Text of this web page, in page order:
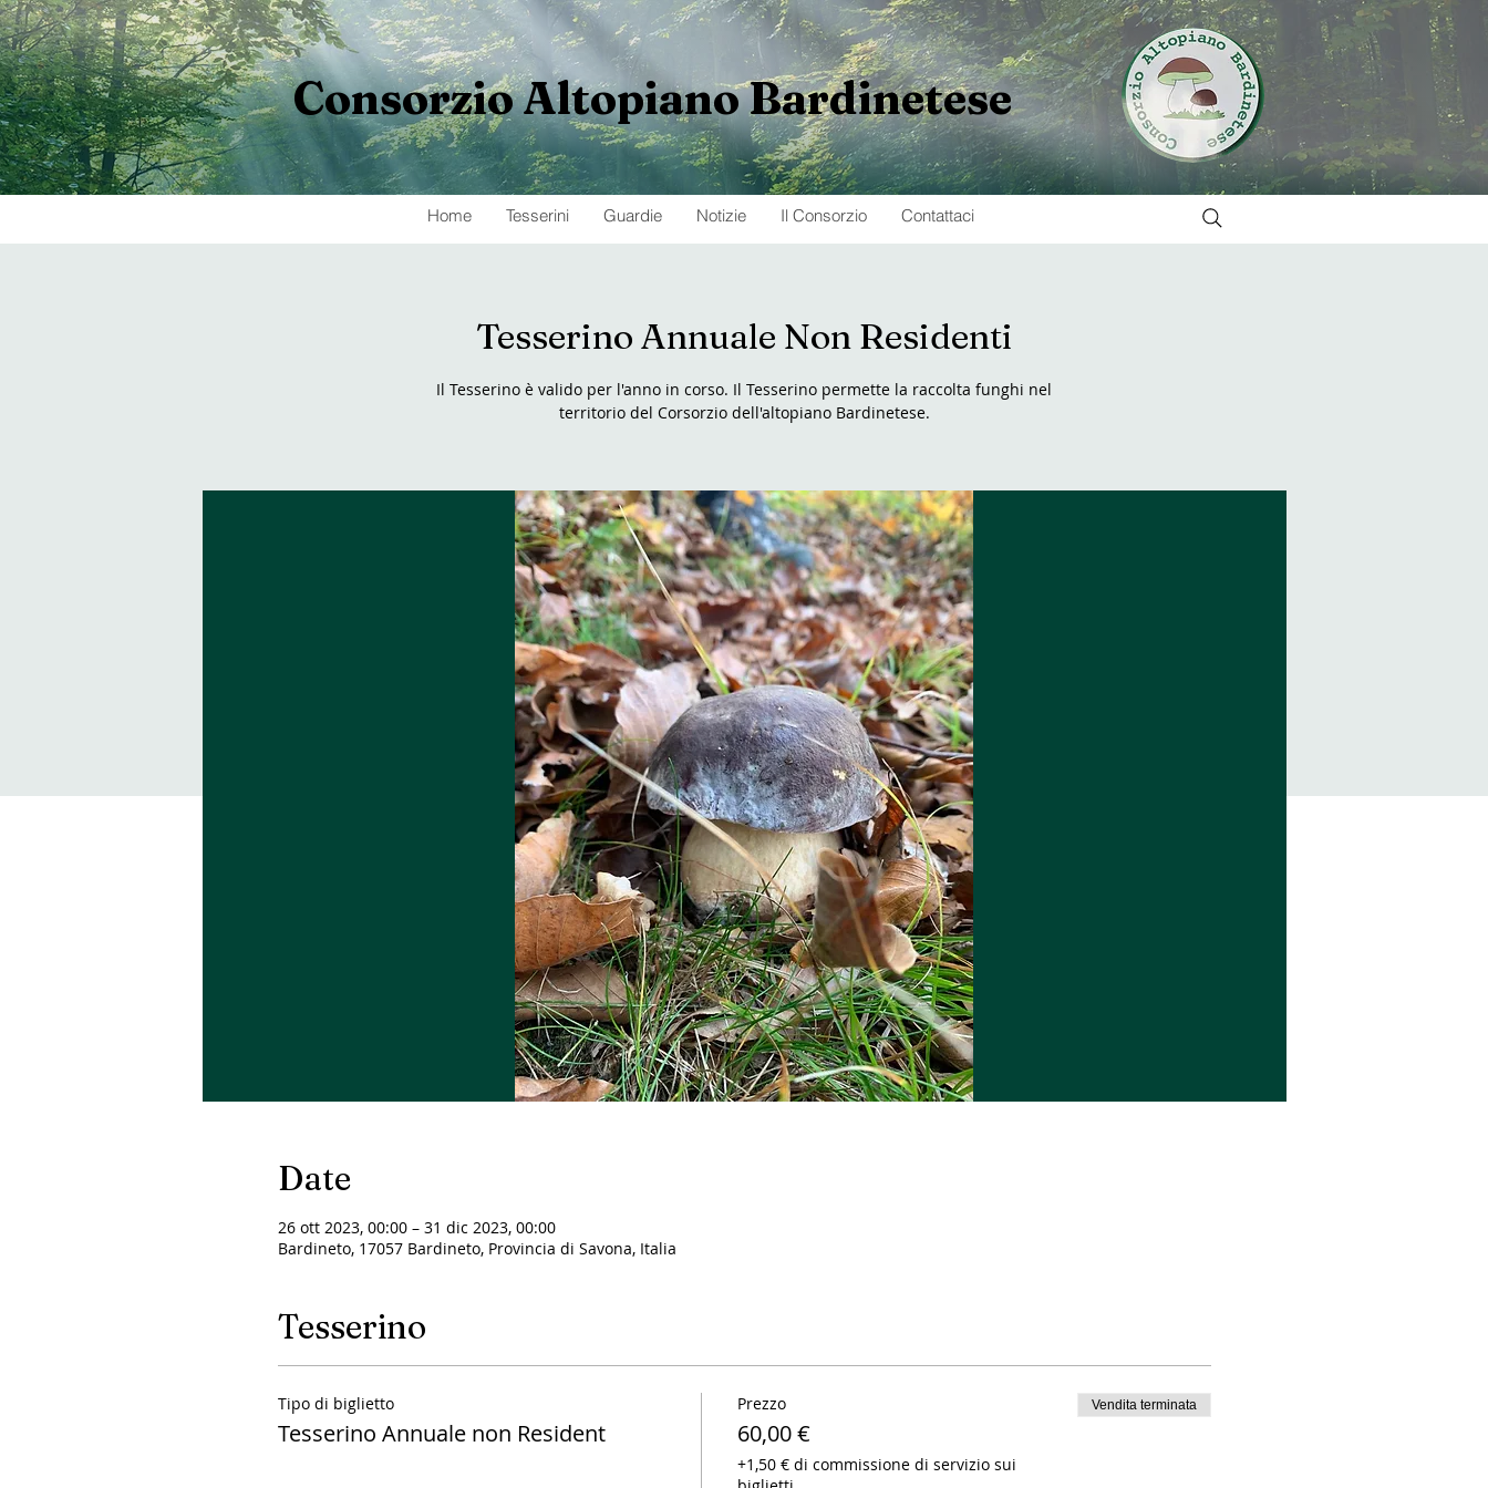
ConsorzioAltopianoBardinetese
Home Tesserini Guardie Notizie Il Consorzio Contattaci
Tesserino Annuale Non Residenti
Il Tesserino è valido per l'anno in corso. Il Tesserino permette la raccolta funghi nel
territorio del Corsorzio dell'altopiano Bardinetese.
Date
26 ott 2023, 00:00 – 31 dic 2023, 00:00
Bardineto, 17057 Bardineto, Provincia di Savona, Italia
Tesserino
Tipo di biglietto
Tesserino Annuale non Resident
Prezzo
60,00 €
+1,50 € di commissione di servizio sui
Vendita terminata